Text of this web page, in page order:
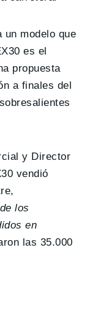
un modelo que
es el
propuesta
a finales del
y Director
vendió
los
en
las 35.000